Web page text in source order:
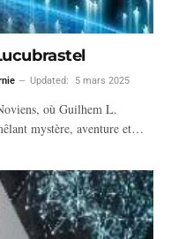
Updated: 5 mars 2025
où Guilhem L.
mystère, aventure et…